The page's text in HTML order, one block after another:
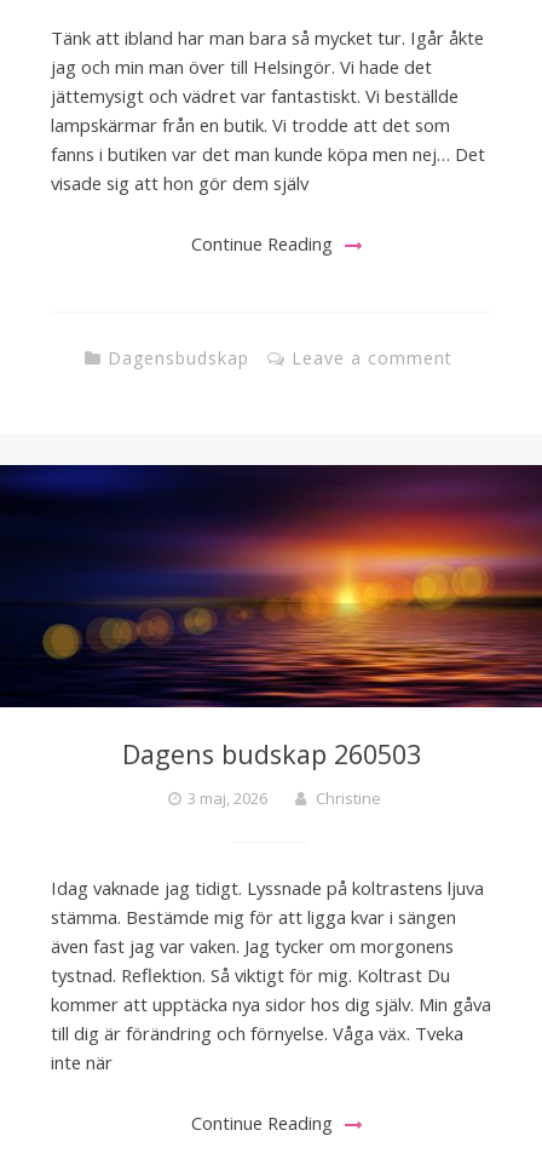
Tänk att ibland har man bara så mycket tur. Igår åkte
jag och min man över till Helsingör. Vi hade det
jättemysigt och vädret var fantastiskt. Vi beställde
lampskärmar från en butik. Vi trodde att det som
fanns i butiken var det man kunde köpa men nej… Det
visade sig att hon gör dem själv
Continue Reading
Dagensbudskap Leave a comment
Dagens budskap 260503
3 maj, 2026 Christine
Idag vaknade jag tidigt. Lyssnade på koltrastens ljuva
stämma. Bestämde mig för att ligga kvar i sängen
även fast jag var vaken. Jag tycker om morgonens
tystnad. Reflektion. Så viktigt för mig. Koltrast Du
kommer att upptäcka nya sidor hos dig själv. Min gåva
till dig är förändring och förnyelse. Våga väx. Tveka
inte när
Continue Reading